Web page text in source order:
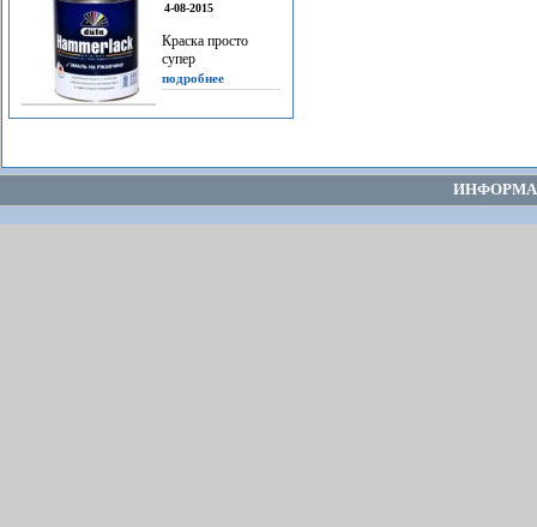
4-08-2015
Краска просто
супер
подробнее